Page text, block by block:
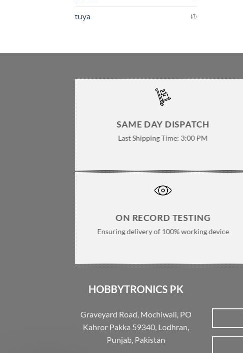
tuya (3)
SAME DAY DISPATCH
Last Shipping Time: 3:00 PM
ON RECORD TESTING
Ensuring delivery of 100% working device
HOBBYTRONICS PK
Graveyard Road, Mochiwali, PO
Kahror Pakka 59340, Lodhran,
Punjab, Pakistan